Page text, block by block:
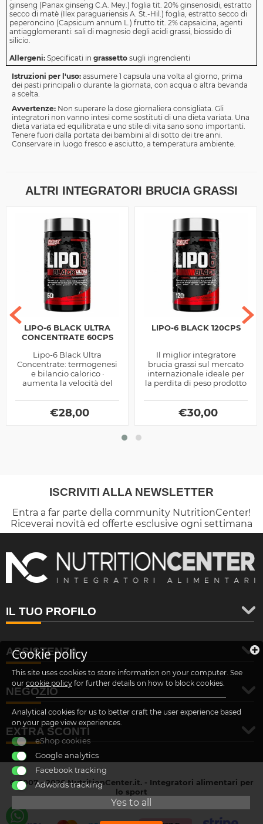
ginseng (Panax ginseng C.A. Mey.) foglia tit. 20% ginsenosidi, estratto
secco di matè (Ilex paraguariensis A. St.-Hil.) foglia, estratto secco di
peperoncino (Capsicum annum L.) frutto tit. 2% capsaicina, agenti
antiagglomeranti: sali di magnesio degli acidi grassi, biossido di
silicio.
Allergeni: Specificati in grassetto sugli ingrendienti
Istruzioni per l'uso: assumere 1 capsula una volta al giorno, prima
dei pasti principali o durante la giornata, con acqua o altra bevanda
a scelta.
Avvertenze: Non superare la dose giornaliera consigliata. Gli
integratori non vanno intesi come sostituti di una dieta variata. Una
dieta variata ed equilibrata e uno stile di vita sano sono importanti.
Tenere fuori dalla portata dei bambini al di sotto dei tre anni.
Conservare in luogo fresco e asciutto, a temperatura ambiente.
ALTRI INTEGRATORI BRUCIA GRASSI
LIPO-6 BLACK ULTRA
CONCENTRATE 60CPS
Lipo-6 Black Ultra
Concentrate: termogenesi
e bilancio calorico ·
aumenta la velocità del
incrementando così il
dispendio calorico a...
€28,00
LIPO-6 BLACK 120CPS
Il miglior integratore
brucia grassi sul mercato
internazionale ideale per
la perdita di peso prodotto
€30,00
ISCRIVITI ALLA NEWSLETTER
Entra a far parte della community NutritionCenter!
Riceverai novità ed offerte esclusive ogni settimana
IL TUO PROFILO
ASSISTENZA
NEGOZIO
EXTRA SCONTI
© 2007 - 2026 NutritionCenter.it. - Integratori alimentari per
lo sport
customer@nutritioncenter.it
Cookie policy
This site uses cookies to store information on your computer. See
our cookie policy for further details on how to block cookies.
Analytical cookies for us to better craft the user experience based
on your page view experiences.
eShop cookies
Google analytics
Facebook tracking
Adwords tracking
Yes to all